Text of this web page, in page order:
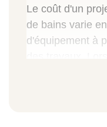
Le coût d'un
de bains varie
d'équipement à